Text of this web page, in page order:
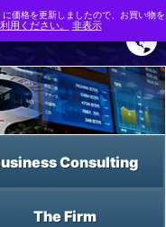
Consulting
The Firm
価格を更新しましたので、お買い物を
用ください。 非表示